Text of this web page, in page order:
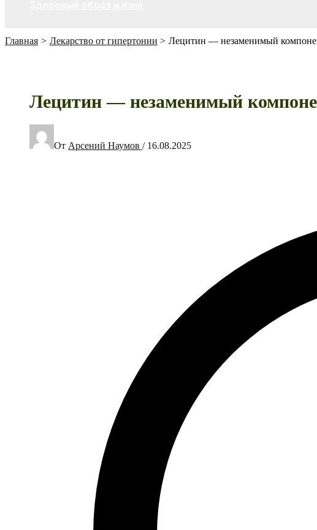
Главная Лекарство от гипертонии Лецитин — незаменимый
Лецитин — незаменимый
От Арсений Наумов / 16.08.2025